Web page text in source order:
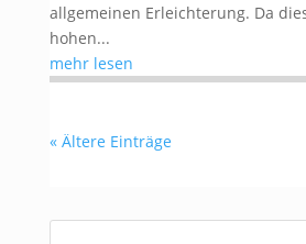
allgemeinen Erleichterung. Da
hohen...
mehr lesen
« Ältere Einträge